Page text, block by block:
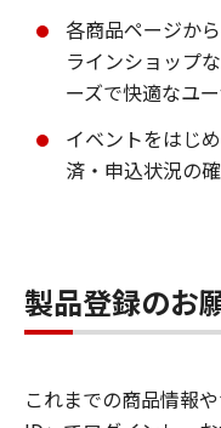
各商品ページか
ラインショップ
ーズで快適なユ
イベントをはじ
済・申込状況の
製品登録のお
これまでの商品情報